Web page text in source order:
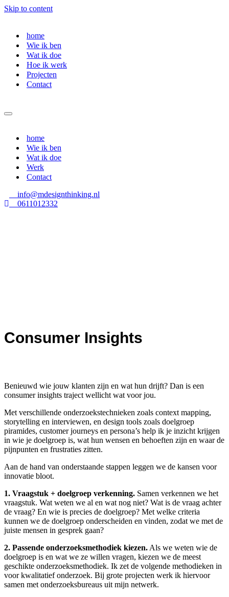
Skip to content
home
Wie ik ben
Wat ik doe
Hoe ik werk
Projecten
Contact
Navigation
home
Wie ik ben
Wat ik doe
Werk
Contact
info@mdesignthinking.nl
0611012332
Consumer Insights
Benieuwd wie jouw klanten zijn en wat hun drijft? Dan is een
consumer insights traject wellicht wat voor jou.
Met verschillende onderzoekstechnieken zoals context mapping,
storytelling en interviewen, en design tools zoals doelgroep
piramides, customer journeys en persona’s help ik je inzicht krijgen
in wie je doelgroep is, wat hun wensen en behoeften zijn en waar de
pijnpunten en frustraties zitten.
Aan de hand van onderstaande stappen leggen we de kansen voor
innovatie bloot.
1. Vraagstuk + doelgroep verkenning. Samen verkennen we het
vraagstuk. Wat weten we al en wat nog niet? Wat is de vraag achter
de vraag? En wie is precies de doelgroep? Met welke criteria
kunnen we de doelgroep onderscheiden en vinden, zodat we met de
juiste mensen in gesprek gaan?
2. Passende onderzoeksmethodiek kiezen. Als we weten wie de
doelgroep is en wat we ze willen vragen, kiezen we de meest
geschikte onderzoeksmethodiek. Ik zet de volgende methodieken in
voor kwalitatief onderzoek. Bij grote projecten werk ik hiervoor
samen met onderzoeksbureaus uit mijn netwerk.